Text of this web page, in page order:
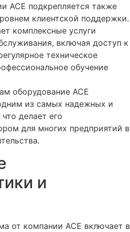
ACE подкрепляется также
клиентской поддержки.
комплексные услуги
включая доступ к
техническое
обучение
оборудование ACE
из самых надежных и
делает его
для многих предприятий в
и
от компании ACE включает в